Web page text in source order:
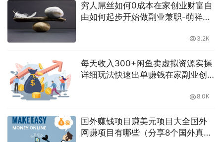
穷人屌丝如何0成本在家创业财富自
由如何起步开始做副业兼职-萌祥种
3.2K
每天收入300+闲鱼卖虚拟资源实操
详细玩法快速出单赚钱在家副业创
8.0K
国外赚钱项目赚美元项目大全国外
网赚项目有哪些（分享8个国外真实